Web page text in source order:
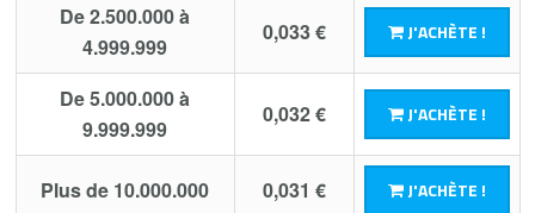
De 2.500.000 à
4.999.999
0,033 € J'ACHÈTE !
De 5.000.000 à
9.999.999
0,032 € J'ACHÈTE !
Plus de 10.000.000 0,031 € J'ACHÈTE !